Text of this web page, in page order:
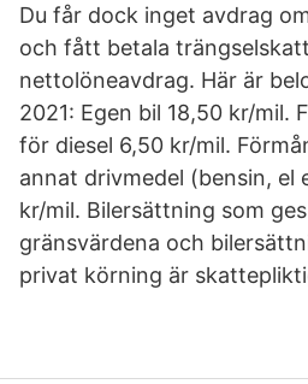
Du får dock inget avdrag
och fått betala
nettolöneavdrag. Här är
2021: Egen bil 18,50 kr/mil.
för diesel 6,50 kr/mil.
annat drivmedel (bensin, el
kr/mil. Bilersättning som
gränsvärdena och
privat körning är